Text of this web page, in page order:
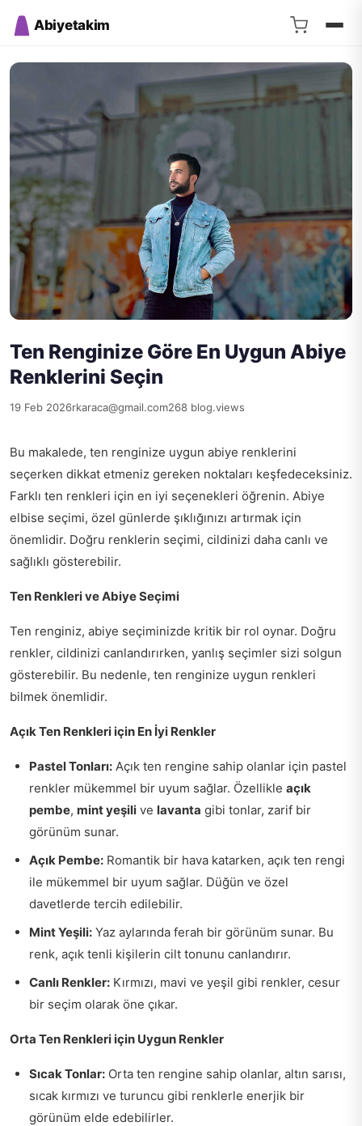
Abiyetakim
Ten Renginize Göre En Uygun Abiye
Renklerini Seçin
19 Feb 2026rkaraca@gmail.com268 blog.views
Bu makalede, ten renginize uygun abiye renklerini
seçerken dikkat etmeniz gereken noktaları keşfedeceksiniz.
Farklı ten renkleri için en iyi seçenekleri öğrenin. Abiye
elbise seçimi, özel günlerde şıklığınızı artırmak için
önemlidir. Doğru renklerin seçimi, cildinizi daha canlı ve
sağlıklı gösterebilir.
Ten Renkleri ve Abiye Seçimi
Ten renginiz, abiye seçiminizde kritik bir rol oynar. Doğru
renkler, cildinizi canlandırırken, yanlış seçimler sizi solgun
gösterebilir. Bu nedenle, ten renginize uygun renkleri
bilmek önemlidir.
Açık Ten Renkleri için En İyi Renkler
Pastel Tonları: Açık ten rengine sahip olanlar için pastel
renkler mükemmel bir uyum sağlar. Özellikle açık
pembe, mint yeşili ve lavanta gibi tonlar, zarif bir
görünüm sunar.
Açık Pembe: Romantik bir hava katarken, açık ten rengi
ile mükemmel bir uyum sağlar. Düğün ve özel
davetlerde tercih edilebilir.
Mint Yeşili: Yaz aylarında ferah bir görünüm sunar. Bu
renk, açık tenli kişilerin cilt tonunu canlandırır.
Canlı Renkler: Kırmızı, mavi ve yeşil gibi renkler, cesur
bir seçim olarak öne çıkar.
Orta Ten Renkleri için Uygun Renkler
Sıcak Tonlar: Orta ten rengine sahip olanlar, altın sarısı,
sıcak kırmızı ve turuncu gibi renklerle enerjik bir
görünüm elde edebilirler.